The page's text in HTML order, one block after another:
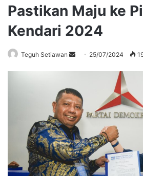
Pastikan Maju ke
Kendari 2024
Teguh Setiawan
Send 25/07/2024